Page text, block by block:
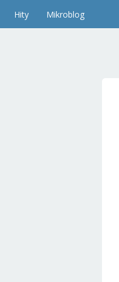
Hity Mikroblog